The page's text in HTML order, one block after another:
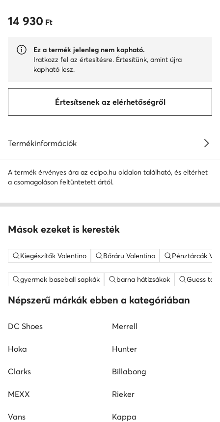
14 930 Ft
14 930 Ft
Ez a termék jelenleg nem kapható.
Iratkozz fel az értesítésre. Értesítünk, amint újra
kapható lesz.
Értesítsenek az elérhetőségről
Termékinformációk
A termék érvényes ára az ecipo.hu oldalon található, és eltérhet
a csomagoláson feltüntetett ártól.
Mások ezeket is keresték
Kiegészítők Valentino Bőráru Valentino Pénztárcák
gyermek baseball sapkák barna hátizsákok Guess
Népszerű márkák ebben a kategóriában
DC Shoes Merrell
Hoka Hunter
Clarks Billabong
MEXX Rieker
Vans Kappa